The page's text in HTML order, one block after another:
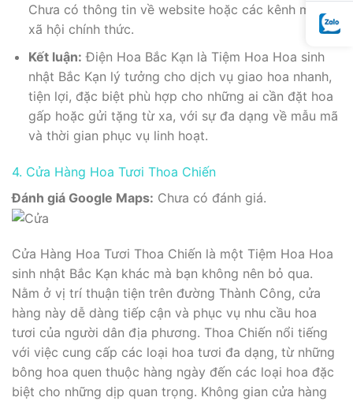
Chưa có thông tin về website hoặc các kênh mạng
xã hội chính thức.
Kết luận: Điện Hoa Bắc Kạn là Tiệm Hoa Hoa sinh
nhật Bắc Kạn lý tưởng cho dịch vụ giao hoa nhanh,
tiện lợi, đặc biệt phù hợp cho những ai cần đặt hoa
gấp hoặc gửi tặng từ xa, với sự đa dạng về mẫu mã
và thời gian phục vụ linh hoạt.
4. Cửa Hàng Hoa Tươi Thoa Chiến
Đánh giá Google Maps: Chưa có đánh giá.
Cửa Hàng Hoa Tươi Thoa Chiến là một Tiệm Hoa Hoa
sinh nhật Bắc Kạn khác mà bạn không nên bỏ qua.
Nằm ở vị trí thuận tiện trên đường Thành Công, cửa
hàng này dễ dàng tiếp cận và phục vụ nhu cầu hoa
tươi của người dân địa phương. Thoa Chiến nổi tiếng
với việc cung cấp các loại hoa tươi đa dạng, từ những
bông hoa quen thuộc hàng ngày đến các loại hoa đặc
biệt cho những dịp quan trọng. Không gian cửa hàng